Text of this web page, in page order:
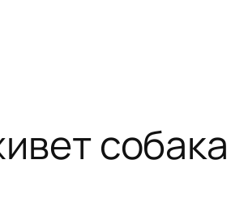
собака